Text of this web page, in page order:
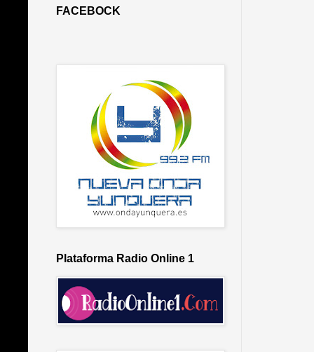
FACEBOCK
Plataforma Radio Online 1